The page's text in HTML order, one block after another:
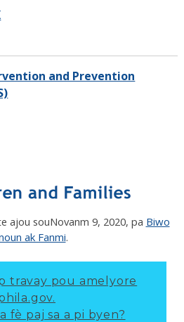
and Prevention
ajou souNovanm 9, 2020, pa Biwo
ak Fanmi.
travay pou amelyore
fè paj sa a pi byen?